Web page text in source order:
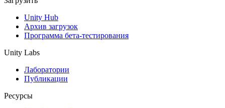
Unity Hub
Архив загрузок
Программа бета-тестирования
Unity Labs
Лаборатории
Публикации
Ресурсы